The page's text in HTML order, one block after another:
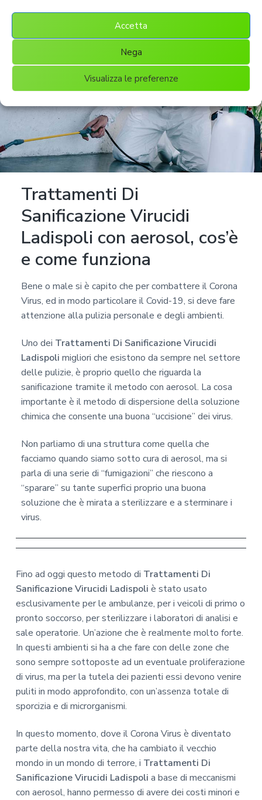
Accetta
Nega
Visualizza le preferenze
Trattamenti Di
Sanificazione Virucidi
Ladispoli con aerosol, cos’è
e come funziona
Bene o male si è capito che per combattere il Corona
Virus, ed in modo particolare il Covid-19, si deve fare
attenzione alla pulizia personale e degli ambienti.
Uno dei Trattamenti Di Sanificazione Virucidi
Ladispoli migliori che esistono da sempre nel settore
delle pulizie, è proprio quello che riguarda la
sanificazione tramite il metodo con aerosol. La cosa
importante è il metodo di dispersione della soluzione
chimica che consente una buona “uccisione” dei virus.
Non parliamo di una struttura come quella che
facciamo quando siamo sotto cura di aerosol, ma si
parla di una serie di “fumigazioni” che riescono a
“sparare” su tante superfici proprio una buona
soluzione che è mirata a sterilizzare e a sterminare i
virus.
Fino ad oggi questo metodo di Trattamenti Di
Sanificazione Virucidi Ladispoli è stato usato
esclusivamente per le ambulanze, per i veicoli di primo o
pronto soccorso, per sterilizzare i laboratori di analisi e
sale operatorie. Un’azione che è realmente molto forte.
In questi ambienti si ha a che fare con delle zone che
sono sempre sottoposte ad un eventuale proliferazione
di virus, ma per la tutela dei pazienti essi devono venire
puliti in modo approfondito, con un’assenza totale di
sporcizia e di microrganismi.
In questo momento, dove il Corona Virus è diventato
parte della nostra vita, che ha cambiato il vecchio
mondo in un mondo di terrore, i Trattamenti Di
Sanificazione Virucidi Ladispoli a base di meccanismi
con aerosol, hanno permesso di avere dei costi minori e